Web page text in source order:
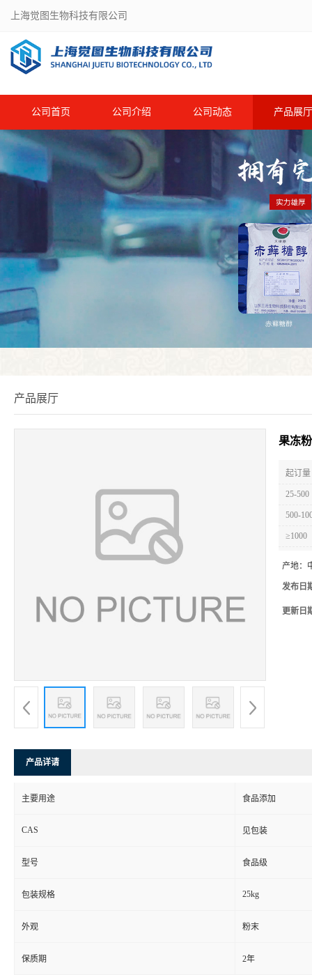
上海觉图生物科技有限公司
公司首页 公司介绍 公司动态 产品展厅
产品展厅
果冻
起订
25-500
500-
≥1000
产地：
发布日
更新日
产品详请
主要用途 食品添加
CAS 见包装
型号 食品级
包装规格 25kg
外观 粉末
保质期 2年